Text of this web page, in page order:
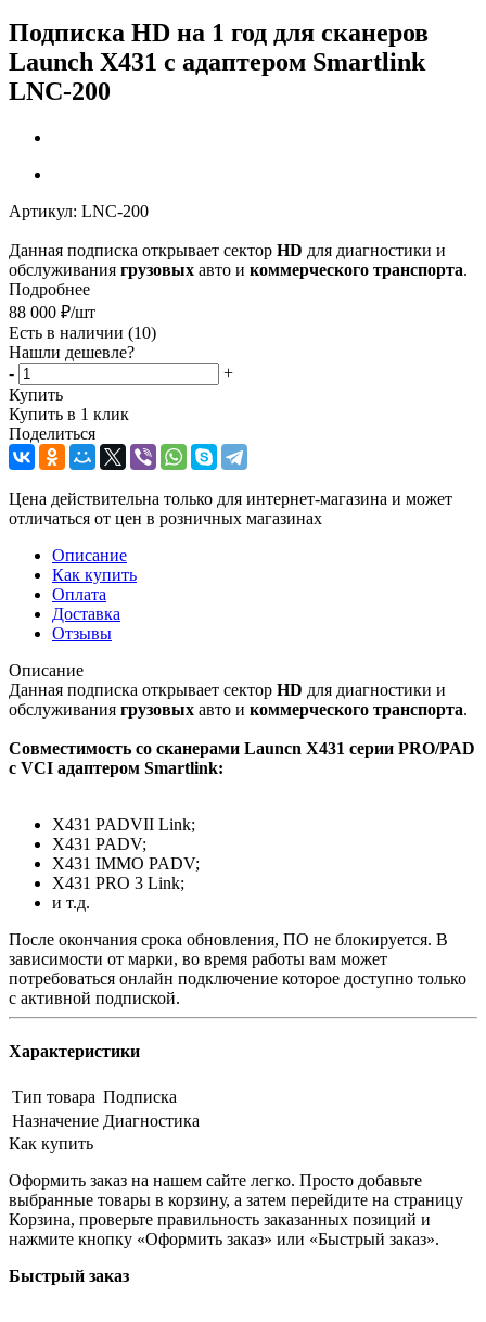
Подписка HD на 1 год для сканеров
Launch X431 с адаптером Smartlink
LNC-200
Артикул: LNC-200
Данная подписка открывает сектор HD для диагностики и
обслуживания грузовых авто и коммерческого транспорта.
Подробнее
88 000 ₽/шт
Есть в наличии (10)
Нашли дешевле?
-
+
Купить
Купить в 1 клик
Поделиться
Цена действительна только для интернет-магазина и может
отличаться от цен в розничных магазинах
Описание
Как купить
Оплата
Доставка
Отзывы
Описание
Данная подписка открывает сектор HD для диагностики и
обслуживания грузовых авто и коммерческого транспорта.
Совместимость со сканерами Launcn X431 серии PRO/PAD
с VCI адаптером Smartlink:
X431 PADVII Link;
X431 PADV;
X431 IMMO PADV;
X431 PRO 3 Link;
и т.д.
После окончания срока обновления, ПО не блокируется. В
зависимости от марки, во время работы вам может
потребоваться онлайн подключение которое доступно только
с активной подпиской.
Характеристики
Тип товара Подписка
Назначение Диагностика
Как купить
Оформить заказ на нашем сайте легко. Просто добавьте
выбранные товары в корзину, а затем перейдите на страницу
Корзина, проверьте правильность заказанных позиций и
нажмите кнопку «Оформить заказ» или «Быстрый заказ».
Быстрый заказ